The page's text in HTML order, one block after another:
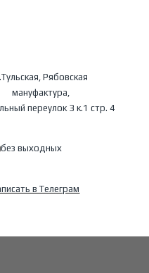
Рябовская
мануфактура,
переулок 3 к.1 стр. 4
без выходных
в Телеграм